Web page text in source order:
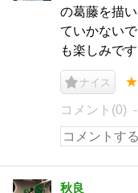
の葛藤を描
ていかない
も楽しみです
ナイス
コメント(0)
秋良